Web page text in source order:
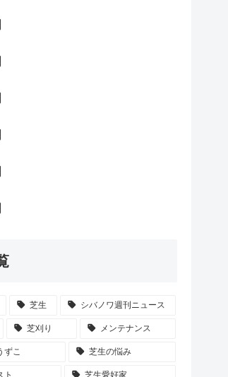
芝生 シバノワ週刊ニュース
芝刈り メンテナンス
ずこ 芝生の悩み
ト 芝生愛好家